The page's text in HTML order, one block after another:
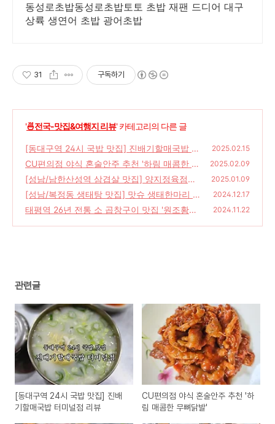
동성로초밥동성로초밥토토 초밥 재팬 드디어 대구
상륙 생연어 초밥 광어초밥
31 구독하기
'🍜전국-맛집&여행지 리뷰' 카테고리의 다른 글
[동대구역 24시 국밥 맛집] 진배기할매국밥 터
미널점 리뷰
(14)
2025.02.15
CU편의점 야식 혼술안주 추천 '하림 매콤한 무
뼈닭발'
(16)
2025.02.09
[성남/남한산성역 삼겹살 맛집] 양지정육점식
당
(29)
2025.01.09
[성남/복정동 생태탕 맛집] 맛슈 생태한마리 |
생태탕 맛있게 먹는 방법
(28)
2024.12.17
태평역 26년 전통 소 곱창구이 맛집 '원조황소
2024.11.22
관련글
[동대구역 24시 국밥 맛집] 진배
기할매국밥 터미널점 리뷰
CU편의점 야식 혼술안주 추천 '하
림 매콤한 무뼈닭발'